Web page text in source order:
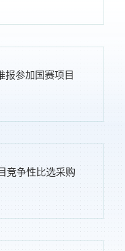
报参加国赛项目
竞争性比选采购